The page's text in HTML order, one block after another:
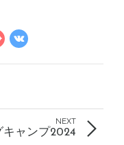
NEXT
キャンプ2024